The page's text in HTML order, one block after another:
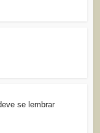
se lembrar